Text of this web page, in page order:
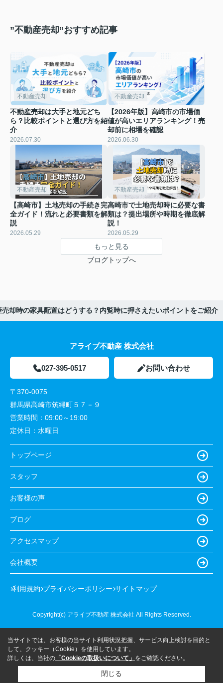
”不動産売却”おすすめ記事
不動産売却
不動産売却は大手と地元どち
ら？比較ポイントと選び方を紹
介
2026.07.30
不動産売却
【2026年版】高崎市の市場価
値が高いエリアランキング！売
却前に相場を確認
2026.06.30
不動産売却
【高崎市】土地売却の手続き完
全ガイド！流れと必要書類を解
説
2026.05.29
不動産売却
高崎市で土地売却時に必要な書
類は？提出場所や時期を徹底解
説！
2026.05.29
もっと見る
ブログトップへ
却時の家具配置はどうする？内覧時に押さえたいポイントをご紹介
アライブ不動産 株式会社
027-395-0517 お問い合わせ
〒370-0075
群馬県高崎市筑縄町５７－９
営業時間： 09:00～19:00
定休日： 水曜日
トップページ
スタッフ
お客様の声
ブログ
アクセスマップ
会社概要
利用規約 プライバシーポリシー サイトマップ
Copyright(c) アライブ不動産 株式会社 All Rights Reserved.
当サイトでは、お客様の当サイト利用状況把握、サービス向上検討を目的と
して、クッキー（Cookie）を使用しています。
詳しくは、当社の 「Cookieの取扱いについて」 をご確認ください。
閉じる